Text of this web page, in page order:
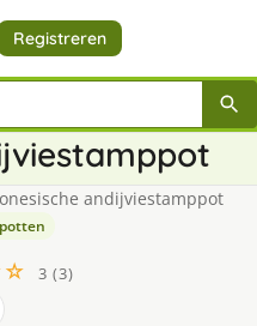
Registreren
andijviestamppot
3 (3)